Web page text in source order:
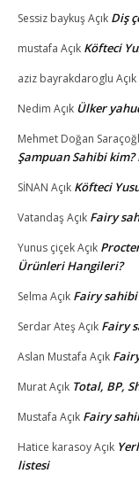
Sessiz baykuşAçık Diş
mustafa Açık Köfteci
aziz bayrakdaroglu Açık
Nedim Açık Ülker
Mehmet Doğan
Şampuan Sahibi
SİNAN Açık Köfteci
VatandaşAçık Fairy
Yunus çiçekAçık
Ürünleri Hangileri?
Selma Açık Fairy
Serdar AteşAçık Fairy
Aslan Mustafa Açık
MuratAçık Total, BP,
Mustafa Açık Fairy
Hatice karasoyAçık
listesi